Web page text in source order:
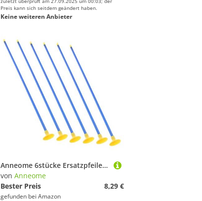
Preis kann sich seitdem geändert haben.
Keine weiteren Anbieter
Anneome 6stücke Ersatzpfeile Mit Saugnapf Pfeile Für Junge Mädchen Bogenpfeile Mit Saugnapf Spielzeug Für Innen Und Außenbereich
von Anneome
Bester Preis
8,29 €
gefunden bei Amazon